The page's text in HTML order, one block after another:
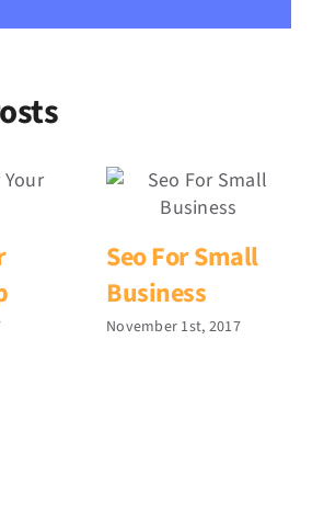
Seo For Small
Business
November 1st, 2017